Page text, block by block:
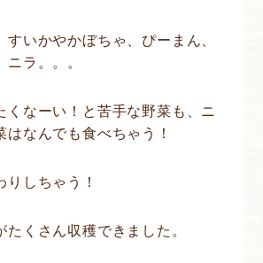
すいかやかぼちゃ、ぴーまん、
ラ。。。
くなーい！と苦手な野菜も、ニ
はなんでも食べちゃう！
りしちゃう！
たくさん収穫できました。